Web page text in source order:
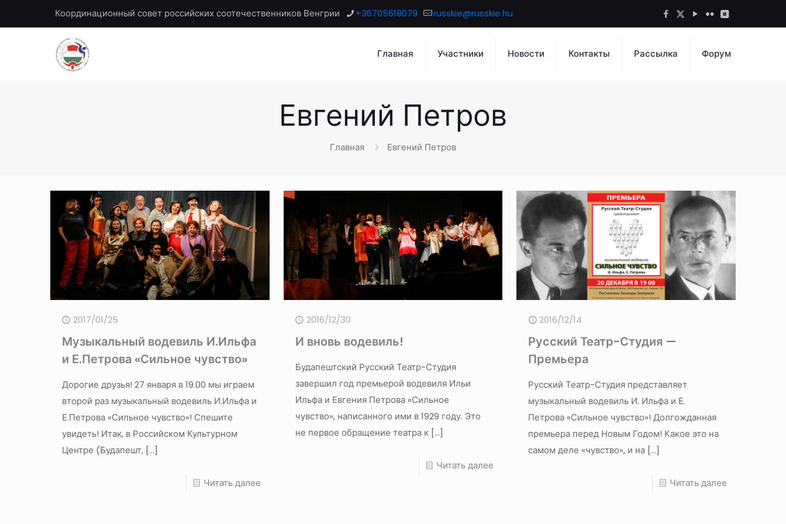
Координационный совет российских соотечественников Венгрии +36705618079 russkie@russkie.hu
Главная Участники Новости Контакты Рассылка Форум
Евгений Петров
Главная Евгений Петров
2017/01/25
Музыкальный водевиль И.Ильфа
и Е.Петрова «Сильное чувство»
Дорогие друзья! 27 января в 19.00 мы играем
второй раз музыкальный водевиль И.Ильфа и
Е.Петрова «Сильное чувство»! Спешите
увидеть! Итак, в Российском Культурном
Центре (Будапешт,[…]
Читать далее
2016/12/30
И вновь водевиль!
Будапештский Русский Театр-Студия
завершил год премьерой водевиля Ильи
Ильфа и Евгения Петрова «Сильное
чувство», написанного ими в 1929 году. Это
не первое обращение театра к[…]
Читать далее
2016/12/14
Русский Театр-Студия —
Премьера
Русский Театр-Студия представляет
музыкальный водевиль И. Ильфа и Е.
Петрова «Сильное чувство»! Долгожданная
премьера перед Новым Годом! Какое это на
самом деле «чувство», и на […]
Читать далее